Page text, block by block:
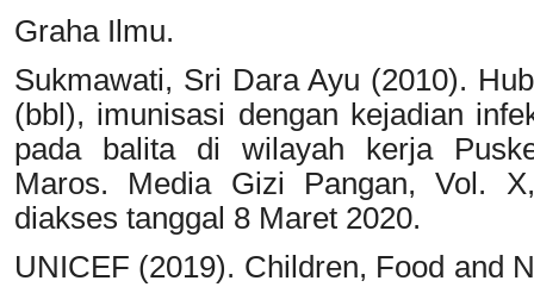
Graha Ilmu.
Sukmawati, Sri Dara Ayu (2010).
(bbl), imunisasi dengan kejadian
pada balita di wilayah kerja
Maros. Media Gizi Pangan, Vol.
diakses tanggal 8 Maret 2020.
UNICEF (2019). Children, Food and